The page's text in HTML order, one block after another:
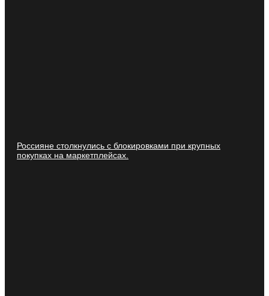
Россияне столкнулись с блокировками при крупных
покупках на маркетплейсах.